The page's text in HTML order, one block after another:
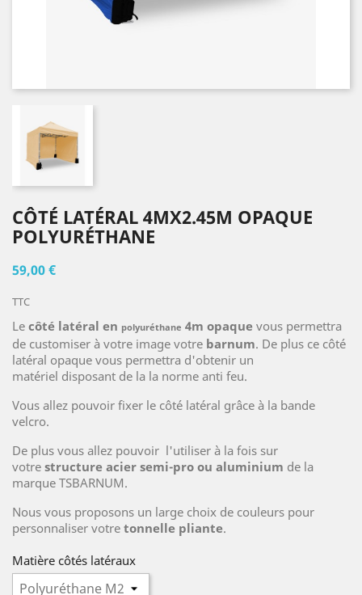
CÔTÉ LATÉRAL 4MX2.45M OPAQUE
POLYURÉTHANE
59,00 €
TTC
Le côté latéral en polyuréthane 4m opaque vous permettra
de customiser à votre image votre barnum. De plus ce côté
latéral opaque vous permettra d'obtenir un
matériel disposant de la la norme anti feu.
Vous allez pouvoir fixer le côté latéral grâce à la bande
velcro.
De plus vous allez pouvoir l'utiliser à la fois sur
votre structure acier semi-pro ou aluminium de la
marque TSBARNUM.
Nous vous proposons un large choix de couleurs pour
personnaliser votre tonnelle pliante.
Matière côtés latéraux